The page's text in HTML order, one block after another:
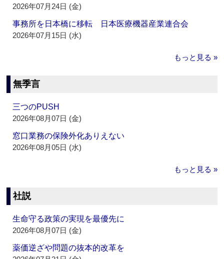
2026年07月24日 (金)
事務所を日本橋に移転 日本医療機器産業連合会
2026年07月15日 (水)
もっと見る »
無季言
三つのPUSH
2026年08月07日 (金)
窓口業務の保険外化ありえない
2026年08月05日 (水)
もっと見る »
社説
生命守る政策の実現を最優先に
2026年08月07日 (金)
薬価逆ざや問題の抜本的改革を